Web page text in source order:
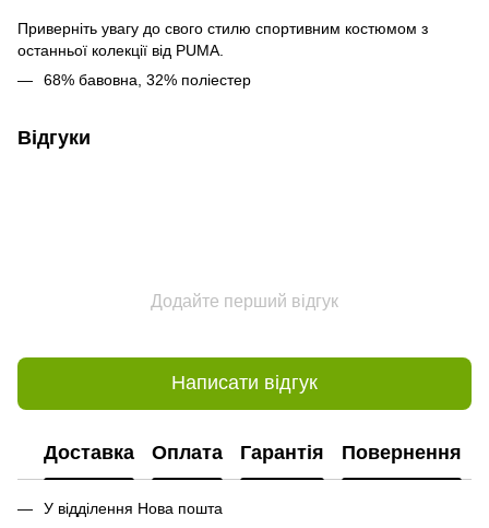
Приверніть увагу до свого стилю спортивним костюмом з
останньої колекції від PUMA.
68% бавовна, 32% поліестер
Відгуки
Додайте перший відгук
Написати відгук
Доставка Оплата Гарантія Повернення
У відділення Нова пошта